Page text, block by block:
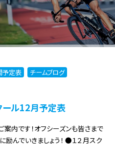
予定表 チームブログ
ール12月予定表
案内です！オフシーズンも皆さまで
んでいきましょう！ ●１２月スク